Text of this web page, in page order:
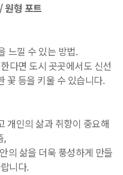
형 포트
느낄 수 있는 방법.
다면 도시 곳곳에서도 신선
꽃 등을 키울 수 있습니다.
개인의 삶과 취향이 중요해
,
의 삶을 더욱 풍성하게 만들
니다.